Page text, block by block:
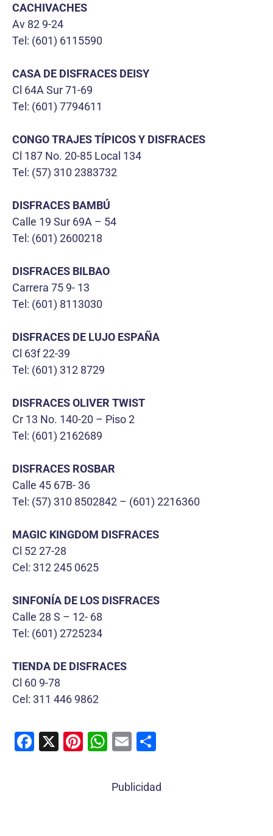
CACHIVACHES
Av 82 9-24
Tel: (601) 6115590
CASA DE DISFRACES DEISY
Cl 64A Sur 71-69
Tel: (601) 7794611
CONGO TRAJES TÍPICOS Y DISFRACES
Cl 187 No. 20-85 Local 134
Tel: (57) 310 2383732
DISFRACES BAMBÚ
Calle 19 Sur 69A – 54
Tel: (601) 2600218
DISFRACES BILBAO
Carrera 75 9- 13
Tel: (601) 8113030
DISFRACES DE LUJO ESPAÑA
Cl 63f 22-39
Tel: (601) 312 8729
DISFRACES OLIVER TWIST
Cr 13 No. 140-20 – Piso 2
Tel: (601) 2162689
DISFRACES ROSBAR
Calle 45 67B- 36
Tel: (57) 310 8502842 – (601) 2216360
MAGIC KINGDOM DISFRACES
Cl 52 27-28
Cel: 312 245 0625
SINFONÍA DE LOS DISFRACES
Calle 28 S – 12- 68
Tel: (601) 2725234
TIENDA DE DISFRACES
Cl 60 9-78
Cel: 311 446 9862
F
X
Pi W
at
E
ai m
Publicidad